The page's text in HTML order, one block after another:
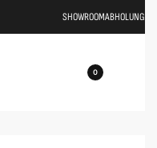
SHOWROOMABHOLUNG
0